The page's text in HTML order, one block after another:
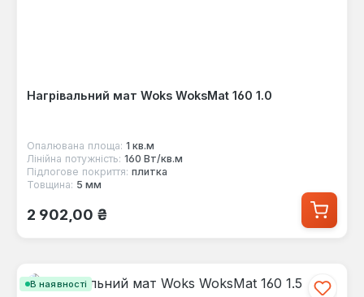
Нагрівальний мат Woks WoksMat 160 1.0
Опалювана площа: 1 кв.м
Лінійна потужність: 160 Вт/кв.м
Підлогове покриття: плитка
Товщина: 5 мм
Звичайна ціна:
2 902,00 ₴
В наявності